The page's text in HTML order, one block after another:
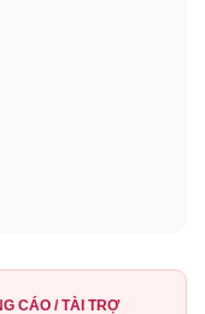
CÁO / TÀI TRỢ